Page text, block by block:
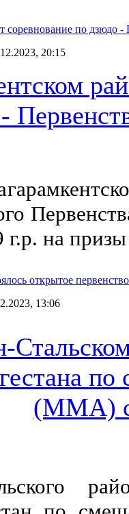
по дзюдо -
20:15
на
открытое
13:06